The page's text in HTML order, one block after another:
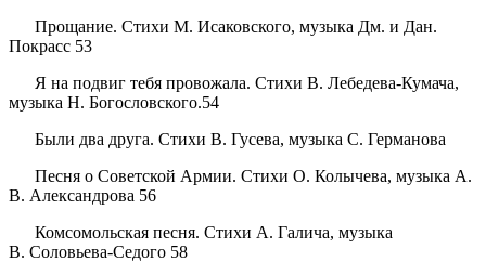
Прощание. Стихи М. Исаковского, музыка Дм. и Дан.
Покрасс 53
Я на подвиг тебя провожала. Стихи В. Лебедева-Кумача,
музыка Н. Богословского.54
Были два друга. Стихи В. Гусева, музыка С. Германова
Песня о Советской Армии. Стихи О. Колычева, музыка А.
В. Александрова 56
Комсомольская песня. Стихи А. Галича, музыка
В. Соловьева-Седого 58